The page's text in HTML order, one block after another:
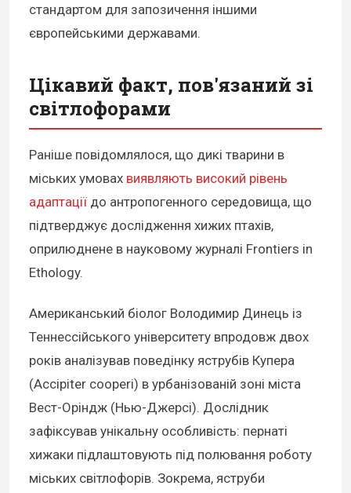
стандартом для запозичення іншими
європейськими державами.
Цікавий факт, пов'язаний зі
світлофорами
Раніше повідомлялося, що дикі тварини в
міських умовах виявляють високий рівень
адаптації до антропогенного середовища, що
підтверджує дослідження хижих птахів,
оприлюднене в науковому журналі Frontiers in
Ethology.
Американський біолог Володимир Динець із
Теннессійського університету впродовж двох
років аналізував поведінку яструбів Купера
(Accipiter cooperi) в урбанізованій зоні міста
Вест-Оріндж (Нью-Джерсі). Дослідник
зафіксував унікальну особливість: пернаті
хижаки підлаштовують під полювання роботу
міських світлофорів. Зокрема, яструби